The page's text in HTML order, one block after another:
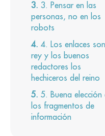
3. Pensar en las
personas, no en los
robots
4. Los enlaces
rey y los buenos
redactores los
hechiceros del reino
5. Buena elección
los fragmentos de
información